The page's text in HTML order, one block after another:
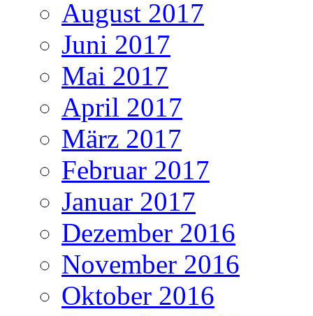
August 2017
Juni 2017
Mai 2017
April 2017
März 2017
Februar 2017
Januar 2017
Dezember 2016
November 2016
Oktober 2016